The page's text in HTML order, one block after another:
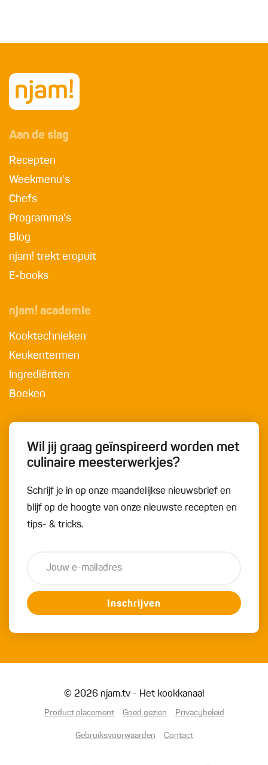
Aan de slag
Recepten
Weekmenu's
Chefs
Programma's
Blog
njam! trekt eropuit
E-books
njam! academie
Kooktechnieken
Keukentermen
Ingrediënten
Boeken
Wil jij graag geïnspireerd worden met
culinaire meesterwerkjes?
Schrijf je in op onze maandelijkse nieuwsbrief en
blijf op de hoogte van onze nieuwste recepten en
tips- & tricks.
Inschrijven
© 2026 njam.tv - Het kookkanaal
Product placement Goed gezien Privacybeleid
Gebruiksvoorwaarden Contact